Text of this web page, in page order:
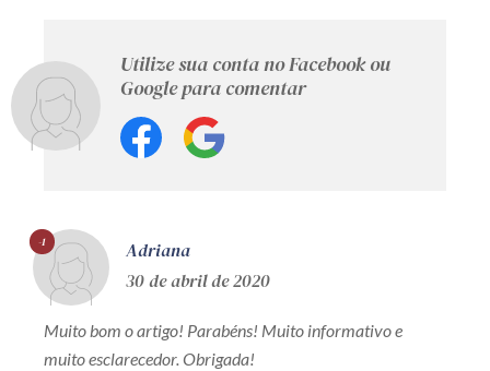
Utilize sua conta no Facebook ou
Google para comentar
-1
Adriana
30 de abril de 2020
Muito bom o artigo! Parabéns! Muito informativo e
muito esclarecedor. Obrigada!